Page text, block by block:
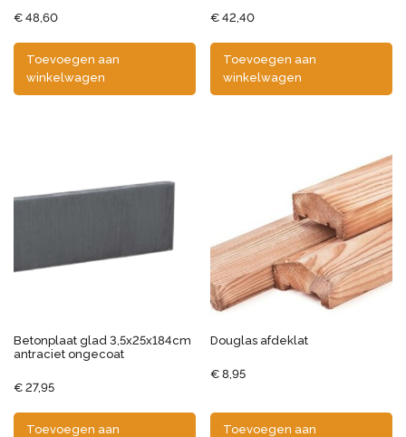
€ 48,60
Toevoegen aan
winkelwagen
€ 42,40
Toevoegen aan
winkelwagen
Betonplaat glad 3,5x25x184cm
antraciet ongecoat
€ 27,95
Toevoegen aan
Douglas afdeklat
€ 8,95
Toevoegen aan